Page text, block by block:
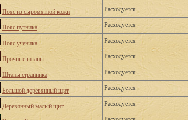
Пояс из сыромятной кожи Расходуется
Пояс путника Расходуется
Пояс ученика Расходуется
Прочные штаны Расходуется
Штаны странника Расходуется
Большой деревянный щит Расходуется
Деревянный малый щит Расходуется